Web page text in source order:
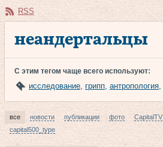
RSS
неандертальцы
С этим тегом чаще всего используют:
исследование, грипп, антропология,
все новости публикации фото CapitalTV
capital500_type